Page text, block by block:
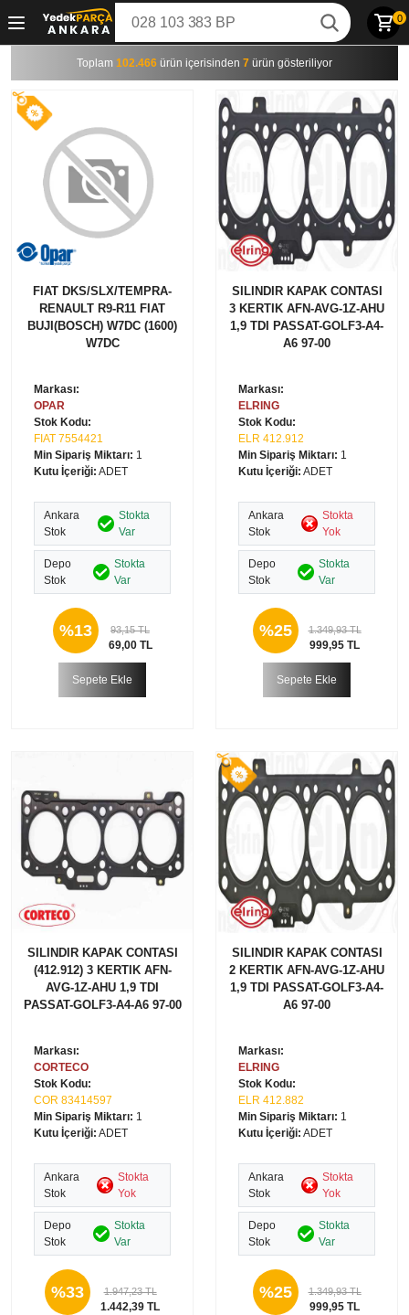
0
Toplam 102.466 ürün içerisinden 7 ürün gösteriliyor
FIAT DKS/SLX/TEMPRA-
RENAULT R9-R11 FIAT
BUJI(BOSCH) W7DC (1600)
W7DC
Markası:
OPAR
Stok Kodu:
FIAT 7554421
Min Sipariş Miktarı: 1
Kutu İçeriği: ADET
Ankara
Stok
Stokta
Var
Depo
Stok
Stokta
Var
%13 93,15 TL
69,00 TL
Sepete Ekle
SILINDIR KAPAK CONTASI
3 KERTIK AFN-AVG-1Z-AHU
1,9 TDI PASSAT-GOLF3-A4-
A6 97-00
Markası:
ELRING
Stok Kodu:
ELR 412.912
Min Sipariş Miktarı: 1
Kutu İçeriği: ADET
Ankara
Stok
Stokta
Yok
Depo
Stok
Stokta
Var
%25 1.349,93 TL
999,95 TL
Sepete Ekle
SILINDIR KAPAK CONTASI
(412.912) 3 KERTIK AFN-
AVG-1Z-AHU 1,9 TDI
PASSAT-GOLF3-A4-A6 97-00
Markası:
CORTECO
Stok Kodu:
COR 83414597
Min Sipariş Miktarı: 1
Kutu İçeriği: ADET
Ankara
Stok
Stokta
Yok
Depo
Stok
Stokta
Var
%33 1.947,23 TL
1.442,39 TL
SILINDIR KAPAK CONTASI
2 KERTIK AFN-AVG-1Z-AHU
1,9 TDI PASSAT-GOLF3-A4-
A6 97-00
Markası:
ELRING
Stok Kodu:
ELR 412.882
Min Sipariş Miktarı: 1
Kutu İçeriği: ADET
Ankara
Stok
Stokta
Yok
Depo
Stok
Stokta
Var
%25 1.349,93 TL
999,95 TL